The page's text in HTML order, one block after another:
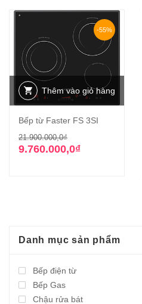
-55%
Thêm vào giỏ hàng
Bếp từ Faster FS 3SI
21.900.000,0₫Giá
gốc
9.760.000,0₫
Giá
hiện
Danh mục sản phẩm
Bếp điện từ
Bếp Gas
Chậu rửa bát